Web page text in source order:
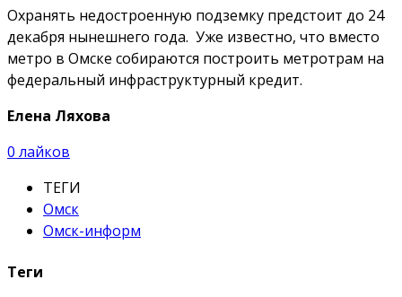
Охранять недостроенную подземку предстоит до 24
декабря нынешнего года. Уже известно, что вместо
метро в Омске собираются построить метротрам на
федеральный инфраструктурный кредит.
Елена Ляхова
0 лайков
ТЕГИ
Омск
Омск-информ
Теги